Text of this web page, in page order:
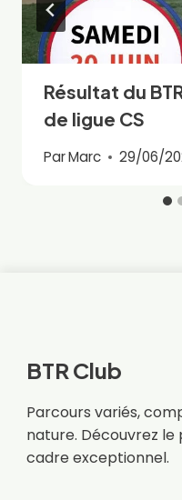
Résultat du
de ligue CS
ParMarc 29/06/
BTR Club
Parcours variés,
nature. Découvrez le
cadre exceptionnel.